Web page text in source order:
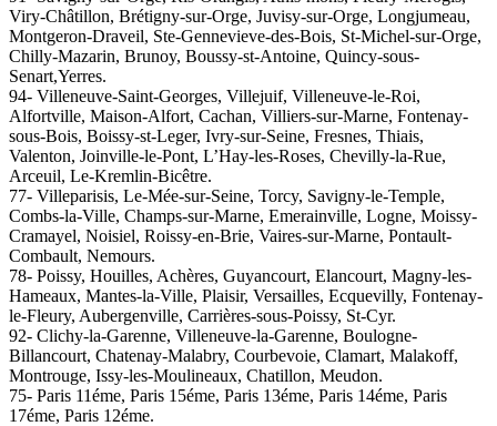
Viry-Châtillon, Brétigny-sur-Orge, Juvisy-sur-Orge, Longjumeau,
Montgeron-Draveil, Ste-Gennevieve-des-Bois, St-Michel-sur-Orge,
Chilly-Mazarin, Brunoy, Boussy-st-Antoine, Quincy-sous-
Senart,Yerres.
94- Villeneuve-Saint-Georges, Villejuif, Villeneuve-le-Roi,
Alfortville, Maison-Alfort, Cachan, Villiers-sur-Marne, Fontenay-
sous-Bois, Boissy-st-Leger, Ivry-sur-Seine, Fresnes, Thiais,
Valenton, Joinville-le-Pont, L’Hay-les-Roses, Chevilly-la-Rue,
Arceuil, Le-Kremlin-Bicêtre.
77- Villeparisis, Le-Mée-sur-Seine, Torcy, Savigny-le-Temple,
Combs-la-Ville, Champs-sur-Marne, Emerainville, Logne, Moissy-
Cramayel, Noisiel, Roissy-en-Brie, Vaires-sur-Marne, Pontault-
Combault, Nemours.
78- Poissy, Houilles, Achères, Guyancourt, Elancourt, Magny-les-
Hameaux, Mantes-la-Ville, Plaisir, Versailles, Ecquevilly, Fontenay-
le-Fleury, Aubergenville, Carrières-sous-Poissy, St-Cyr.
92- Clichy-la-Garenne, Villeneuve-la-Garenne, Boulogne-
Billancourt, Chatenay-Malabry, Courbevoie, Clamart, Malakoff,
Montrouge, Issy-les-Moulineaux, Chatillon, Meudon.
75- Paris 11éme, Paris 15éme, Paris 13éme, Paris 14éme, Paris
17éme, Paris 12éme.